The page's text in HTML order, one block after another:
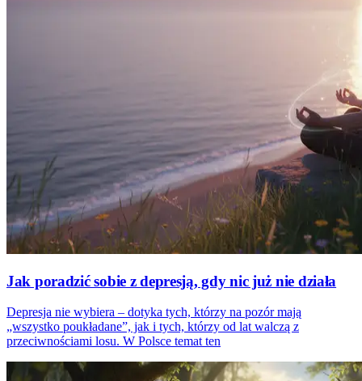
Jak poradzić sobie z depresją, gdy nic już nie działa
Depresja nie wybiera – dotyka tych, którzy na pozór mają
„wszystko poukładane”, jak i tych, którzy od lat walczą z
przeciwnościami losu. W Polsce temat ten